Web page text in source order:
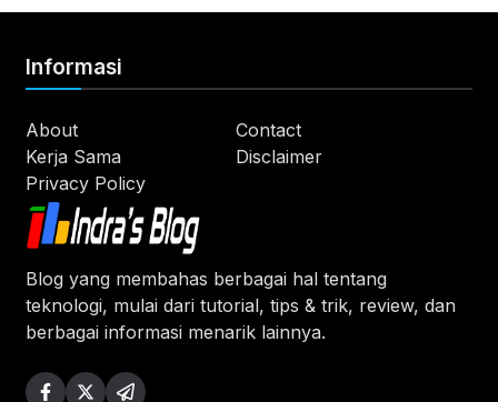
Blog yang membahas berbagai hal tentang
teknologi, mulai dari tutorial, tips & trik, review, dan
berbagai informasi menarik lainnya.
Informasi
About
Contact
Kerja Sama
Disclaimer
Privacy Policy